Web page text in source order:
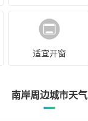
适宜开窗
南岸周边城市天气